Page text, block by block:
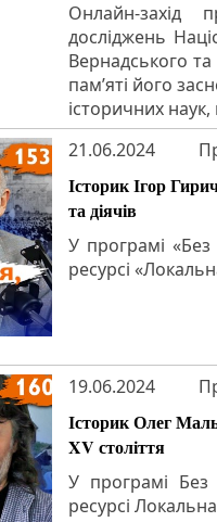
Онлайн-захід
досліджень
Вернадського та
пам’яті його
історичних
21.06.2024
Історик Ігор
та діячів
У програмі
ресурсі
19.06.2024
Історик Олег
XV століття
У програмі Без
ресурсі Локальна